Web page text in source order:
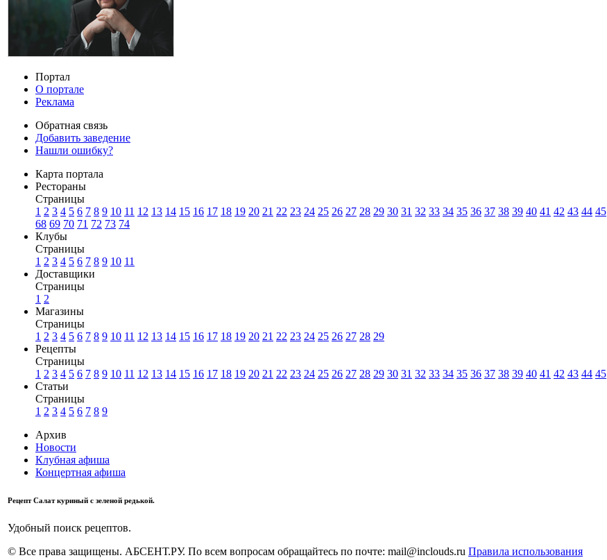
Портал
О портале
Реклама
Обратная связь
Добавить заведение
Нашли ошибку?
Карта портала
Рестораны
Страницы
1 2 3 4 5 6 7 8 9 10 11 12 13 14 15 16 17 18 19 20 21 22 23 24 25 26 27 28 29 30 31 32 33 34 35 36 37 38 39 40 41 42 43 44 45
68 69 70 71 72 73 74
Клубы
Страницы
1 2 3 4 5 6 7 8 9 10 11
Доставщики
Страницы
1 2
Магазины
Страницы
1 2 3 4 5 6 7 8 9 10 11 12 13 14 15 16 17 18 19 20 21 22 23 24 25 26 27 28 29
Рецепты
Страницы
1 2 3 4 5 6 7 8 9 10 11 12 13 14 15 16 17 18 19 20 21 22 23 24 25 26 27 28 29 30 31 32 33 34 35 36 37 38 39 40 41 42 43 44 45
Статьи
Страницы
1 2 3 4 5 6 7 8 9
Архив
Новости
Клубная афиша
Концертная афиша
Рецепт Салат куриный с зеленой редькой.
Удобный поиск рецептов.
© Все права защищены. АБСЕНТ.РУ. По всем вопросам обращайтесь по почте: mail@inclouds.ru Правила использования